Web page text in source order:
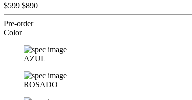
$599 $890
Pre-order
Color
AZUL
ROSADO